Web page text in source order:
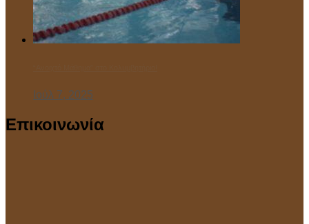
Ιούλ 7, 2025
Επικοινωνία